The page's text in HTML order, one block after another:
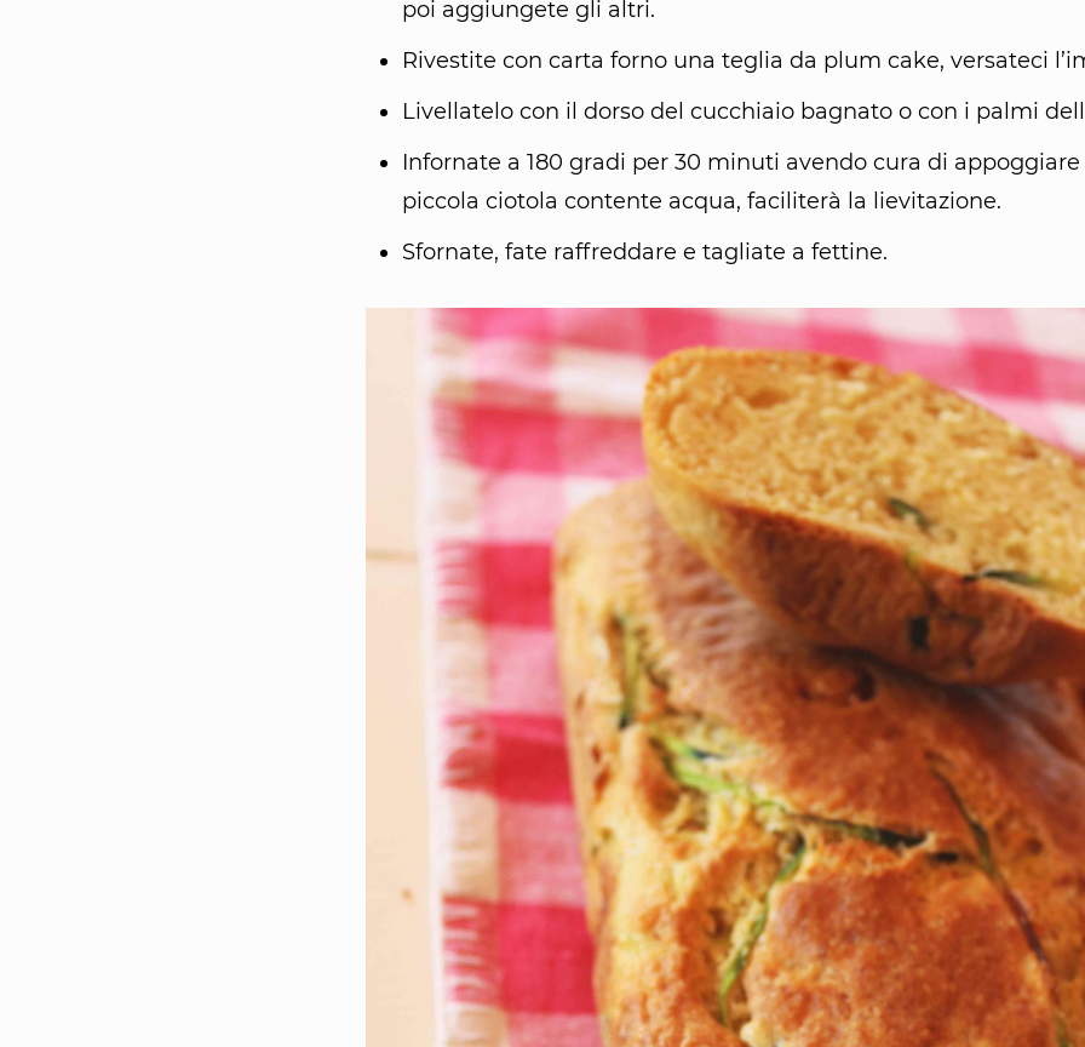
poi aggiungete gli altri.
Rivestite con carta forno una teglia da plum cake, versateci
Livellatelo con il dorso del cucchiaio bagnato o con i palmi
Infornate a 180 gradi per 30 minuti avendo cura di
piccola ciotola contente acqua, faciliterà la lievitazione.
Sfornate, fate raffreddare e tagliate a fettine.